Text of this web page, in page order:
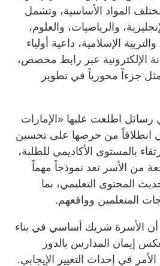
المواد الأساسية، وتشمل
والرياضيات، والعلوم،
الإسلامية، داعية أولياء
الإلكترونية عبر رابط مخصص،
جزءاً محورياً في تطوير
اطلعت عليها «الإمارات
انطلاقاً من حرصها على تحسين
بالمستوى الأكاديمي للطلبة،
من الأسر تعد نموذجاً مهماً
المحتوى التعليمي، بما
المتعلمين وواقعهم.
الأسرة شريك أساسي في بناء
إيمان المدارس بالدور
في إحداث التغيير الإيجابي.